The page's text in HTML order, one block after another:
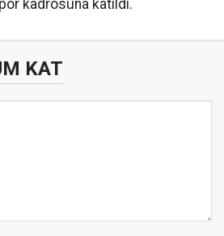
kadrosuna katıldı.
KAT